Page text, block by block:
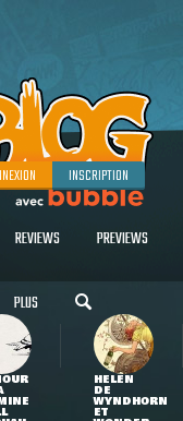
INSCRIPTION
REVIEWS PREVIEWS
PLUS
HELEN
DE
WYNDHORN
ET